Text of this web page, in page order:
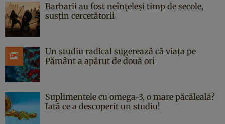
Barbarii au fost neînțeleși timp de secole,
susțin cercetătorii
Un studiu radical sugerează că viața pe
Pământ a apărut de două ori
Suplimentele cu omega-3, o mare păcăleală?
Iată ce a descoperit un studiu!